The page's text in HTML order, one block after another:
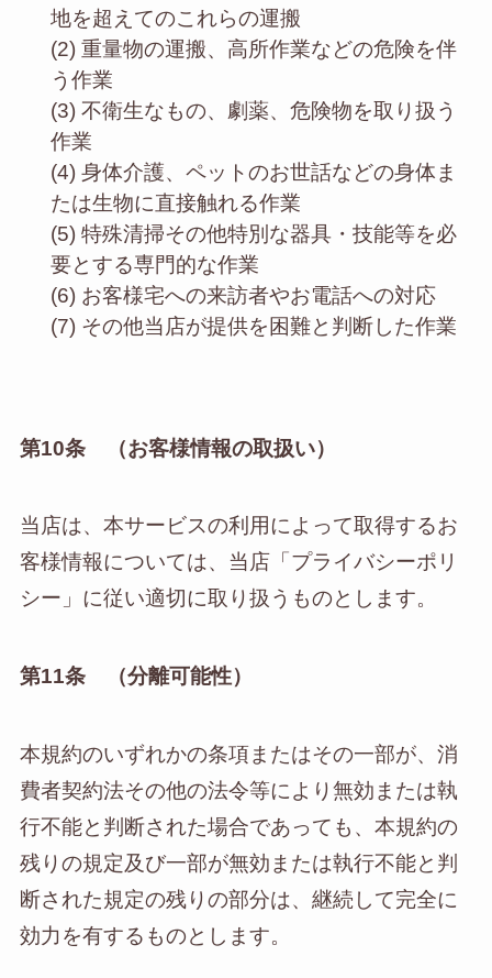
地を超えてのこれらの運搬
(2) 重量物の運搬、高所作業などの危険を伴
う作業
(3) 不衛生なもの、劇薬、危険物を取り扱う
作業
(4) 身体介護、ペットのお世話などの身体ま
たは生物に直接触れる作業
(5) 特殊清掃その他特別な器具・技能等を必
要とする専門的な作業
(6) お客様宅への来訪者やお電話への対応
(7) その他当店が提供を困難と判断した作業
第10条 （お客様情報の取扱い）
当店は、本サービスの利用によって取得するお
客様情報については、当店「プライバシーポリ
シー」に従い適切に取り扱うものとします。
第11条 （分離可能性）
本規約のいずれかの条項またはその一部が、消
費者契約法その他の法令等により無効または執
行不能と判断された場合であっても、本規約の
残りの規定及び一部が無効または執行不能と判
断された規定の残りの部分は、継続して完全に
効力を有するものとします。